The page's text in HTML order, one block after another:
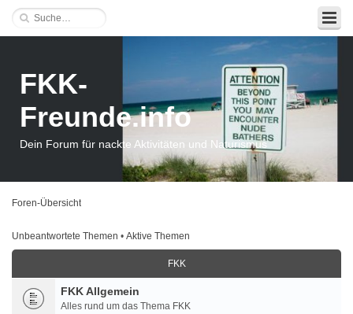
FKK-
Freunde.info
Dein Forum für nackte Aktivitäten und Naturismus
Foren-Übersicht
Unbeantwortete Themen • Aktive Themen
FKK
FKK Allgemein
Alles rund um das Thema FKK